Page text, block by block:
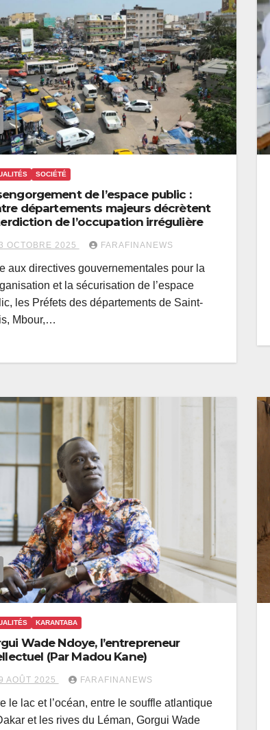
SOCIÉTÉ
de l’espace public :
départements majeurs décrètent
de l’occupation irrégulière
OCTOBRE 2025 FARAFINANEWS
aux directives gouvernementales pour la
et la sécurisation de l’espace
les Préfets des départements de Saint-
Mbour,…
KARANTABA
Wade Ndoye, l’entrepreneur
(Par Madou Kane)
AOÛT 2025 FARAFINANEWS
le lac et l’océan, entre le souffle atlantique
et les rives du Léman, Gorgui Wade